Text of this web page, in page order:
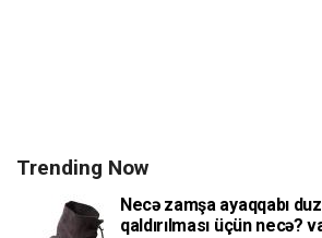
Trending Now
Necə zamşa ayaqqabı
qaldırılması üçün necə?